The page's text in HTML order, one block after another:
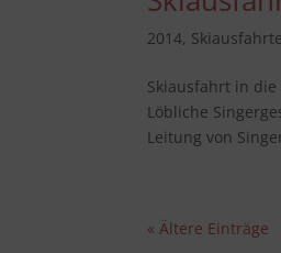
2014,
Skiausfahrt in
Löbliche
Leitung von
« Ältere Einträge